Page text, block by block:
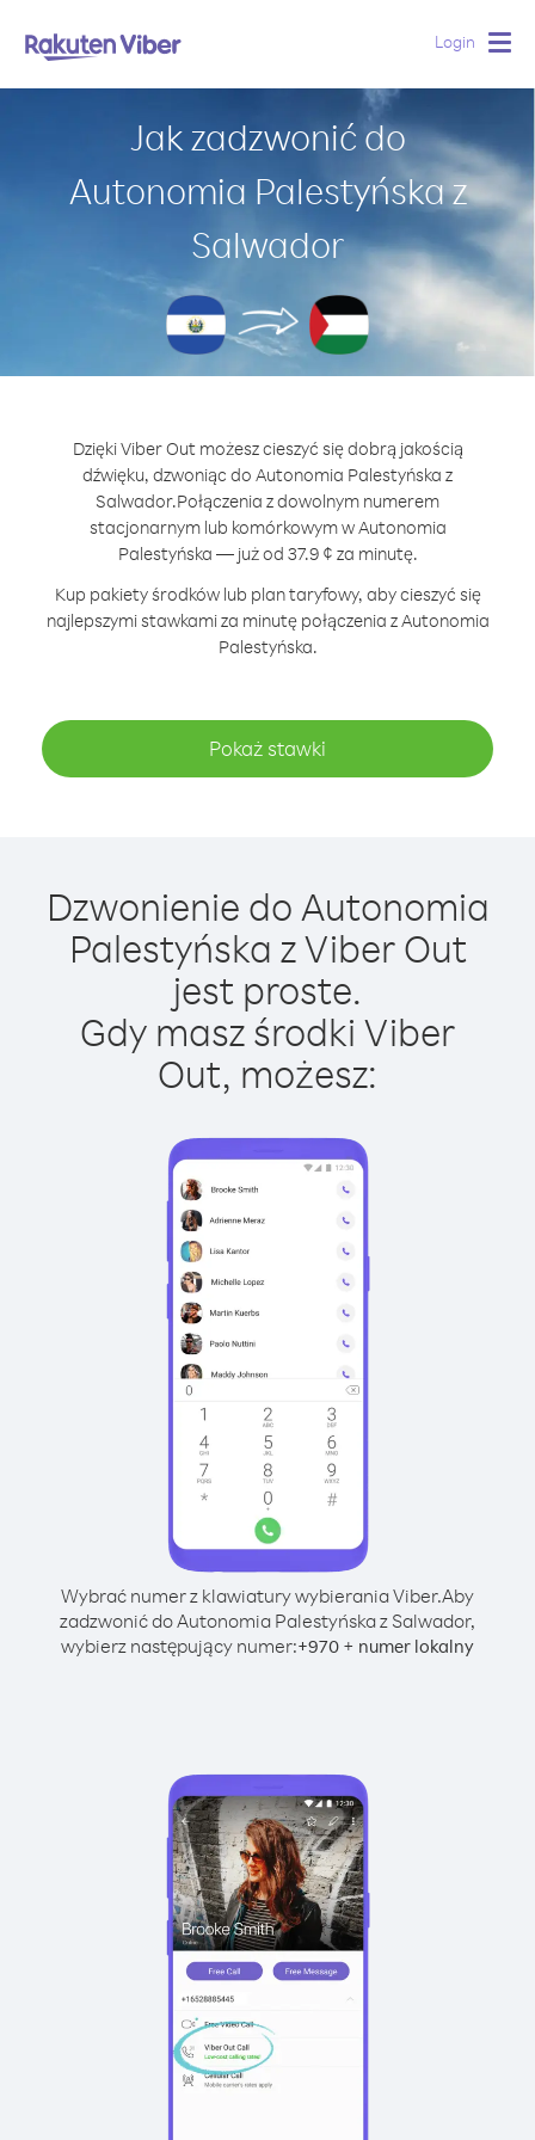
Login
Jak zadzwonić do
Autonomia Palestyńska z
Salwador
Dzięki Viber Out możesz cieszyć się dobrą jakością
dźwięku, dzwoniąc do Autonomia Palestyńska z
Salwador.Połączenia z dowolnym numerem
stacjonarnym lub komórkowym w Autonomia
Palestyńska — już od 37.9 ¢ za minutę.
Kup pakiety środków lub plan taryfowy, aby cieszyć się
najlepszymi stawkami za minutę połączenia z Autonomia
Palestyńska.
Pokaż stawki
Dzwonienie do Autonomia
Palestyńska z Viber Out
jest proste.
Gdy masz środki Viber
Out, możesz:
Wybrać numer z klawiatury wybierania Viber.Aby
zadzwonić do Autonomia Palestyńska z Salwador,
wybierz następujący numer:+970 + numer lokalny